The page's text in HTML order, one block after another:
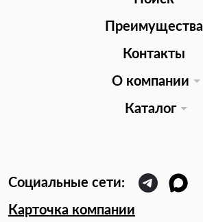
Преимущества
Контакты
О компании
Каталог
Карточка компании